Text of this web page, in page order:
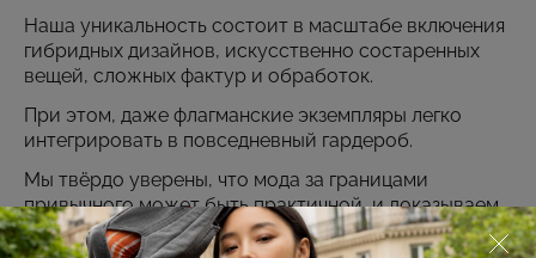
Наша уникальность состоит в масштабе включения
гибридных дизайнов, искусственно состаренных
вещей, сложных фактур и обработок.
При этом, даже флагманские экземпляры легко
интегрировать в повседневный гардероб.
Мы твёрдо уверены, что мода за границами
привычного может быть практичной, и доказываем
это каждой новой коллекцией.